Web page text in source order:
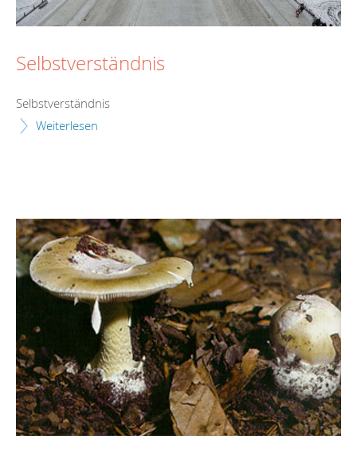
Selbstverständnis
Selbstverständnis
Weiterlesen